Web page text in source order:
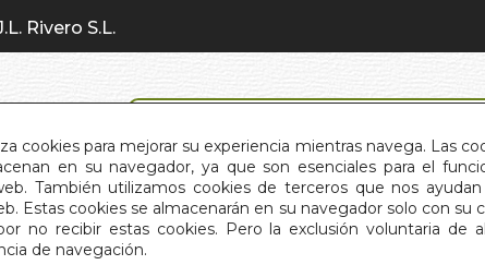
cookies para mejorar su experiencia mientras navega. Las
en su navegador, ya que son esenciales para el
También utilizamos cookies de terceros que nos
Estas cookies se almacenarán en su navegador solo con
no recibir estas cookies. Pero la exclusión voluntaria de
de navegación.
Rivero S.L.
INICIO QUIÉNES SOMOS